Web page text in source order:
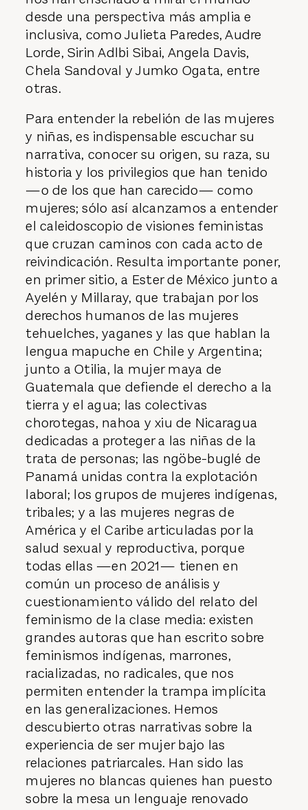
desde una perspectiva más amplia e
inclusiva, como Julieta Paredes, Audre
Lorde, Sirin Adlbi Sibai, Angela Davis,
Chela Sandoval y Jumko Ogata, entre
otras.
Para entender la rebelión de las mujeres
y niñas, es indispensable escuchar su
narrativa, conocer su origen, su raza, su
historia y los privilegios que han tenido
—o de los que han carecido— como
mujeres; sólo así alcanzamos a entender
el caleidoscopio de visiones feministas
que cruzan caminos con cada acto de
reivindicación. Resulta importante poner,
en primer sitio, a Ester de México junto a
Ayelén y Millaray, que trabajan por los
derechos humanos de las mujeres
tehuelches, yaganes y las que hablan la
lengua mapuche en Chile y Argentina;
junto a Otilia, la mujer maya de
Guatemala que defiende el derecho a la
tierra y el agua; las colectivas
chorotegas, nahoa y xiu de Nicaragua
dedicadas a proteger a las niñas de la
trata de personas; las ngöbe-buglé de
Panamá unidas contra la ex­plotación
laboral; los grupos de mujeres indígenas,
tribales; y a las mujeres negras de
América y el Caribe articuladas por la
salud sexual y reproductiva, porque
todas ellas —en 2021— tienen en
común un proceso de análisis y
cuestionamiento válido del relato del
feminismo de la clase media: existen
grandes autoras que han escrito sobre
feminismos indígenas, marrones,
racializadas, no radicales, que nos
permiten entender la trampa implícita
en las generalizaciones. Hemos
descubierto otras narrativas sobre la
experiencia de ser mujer bajo las
relaciones patriarcales. Han sido las
mujeres no blancas quienes han puesto
sobre la mesa un lenguaje renovado